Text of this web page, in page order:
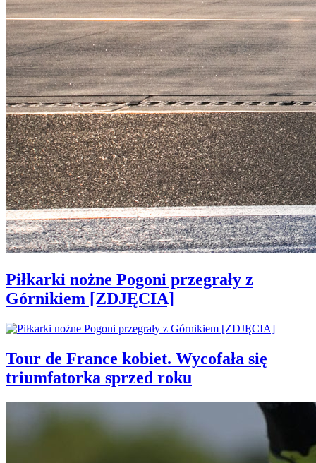
Piłkarki nożne Pogoni przegrały z
Górnikiem [ZDJĘCIA]
Tour de France kobiet. Wycofała się
triumfatorka sprzed roku